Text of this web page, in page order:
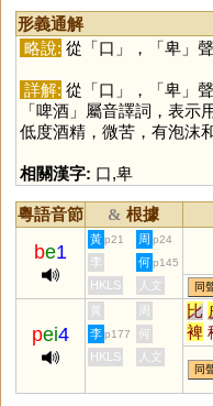
形義通解
略說: 從「口 」，「卑」
詳解: 從「口 」，「卑」
「啤酒」屬音譯詞，表示
低度酒精，微苦，有泡沫
相關漢字: 口,卑
粵語音節 & 根據
be1
黃 p21 周 p24
李 何 p145
HKLS 人文 同
pei4
黃 周 比
裨
芘
蚾
李 p177
何
HKLS
人文
同